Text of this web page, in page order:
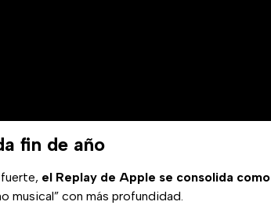
fin de año
el Replay de Apple se consolida como
musical” con más profundidad.